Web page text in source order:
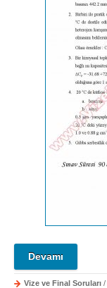
Devamı
Vize ve Final Soruları /